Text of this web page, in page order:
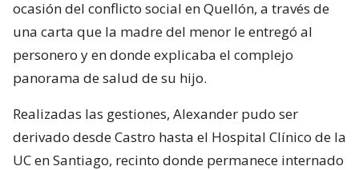
ocasión del conflicto social en Quellón, a través de
una carta que la madre del menor le entregó al
personero y en donde explicaba el complejo
panorama de salud de su hijo.
Realizadas las gestiones, Alexander pudo ser
derivado desde Castro hasta el Hospital Clínico de la
UC en Santiago, recinto donde permanece internado